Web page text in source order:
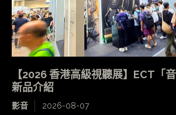
【2026 香港高級視聽展】ECT「
新品介紹
影音 2026-08-07